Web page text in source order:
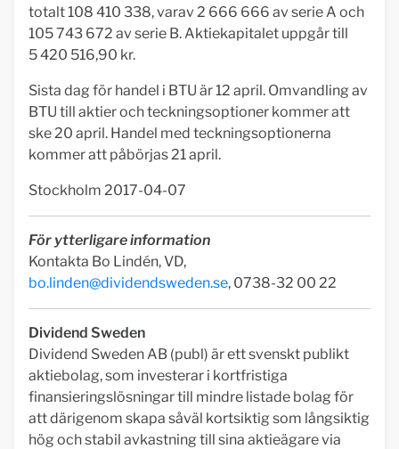
totalt 108 410 338, varav 2 666 666 av serie A och
105 743 672 av serie B. Aktiekapitalet uppgår till
5 420 516,90 kr.
Sista dag för handel i BTU är 12 april. Omvandling av
BTU till aktier och teckningsoptioner kommer att
ske 20 april. Handel med teckningsoptionerna
kommer att påbörjas 21 april.
Stockholm 2017-04-07
För ytterligare information
Kontakta Bo Lindén, VD,
bo.linden@dividendsweden.se, 0738-32 00 22
Dividend Sweden
Dividend Sweden AB (publ) är ett svenskt publikt
aktiebolag, som investerar i kortfristiga
finansieringslösningar till mindre listade bolag för
att därigenom skapa såväl kortsiktig som långsiktig
hög och stabil avkastning till sina aktieägare via